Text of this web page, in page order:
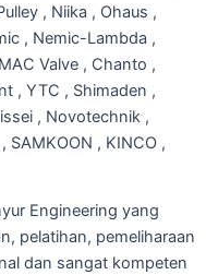
, Niika , Ohaus ,
, Nemic-Lambda ,
Valve , Chanto ,
, YTC , Shimaden ,
, Novotechnik ,
SAMKOON , KINCO ,
Engineering yang
pelatihan, pemeliharaan
dan sangat kompeten